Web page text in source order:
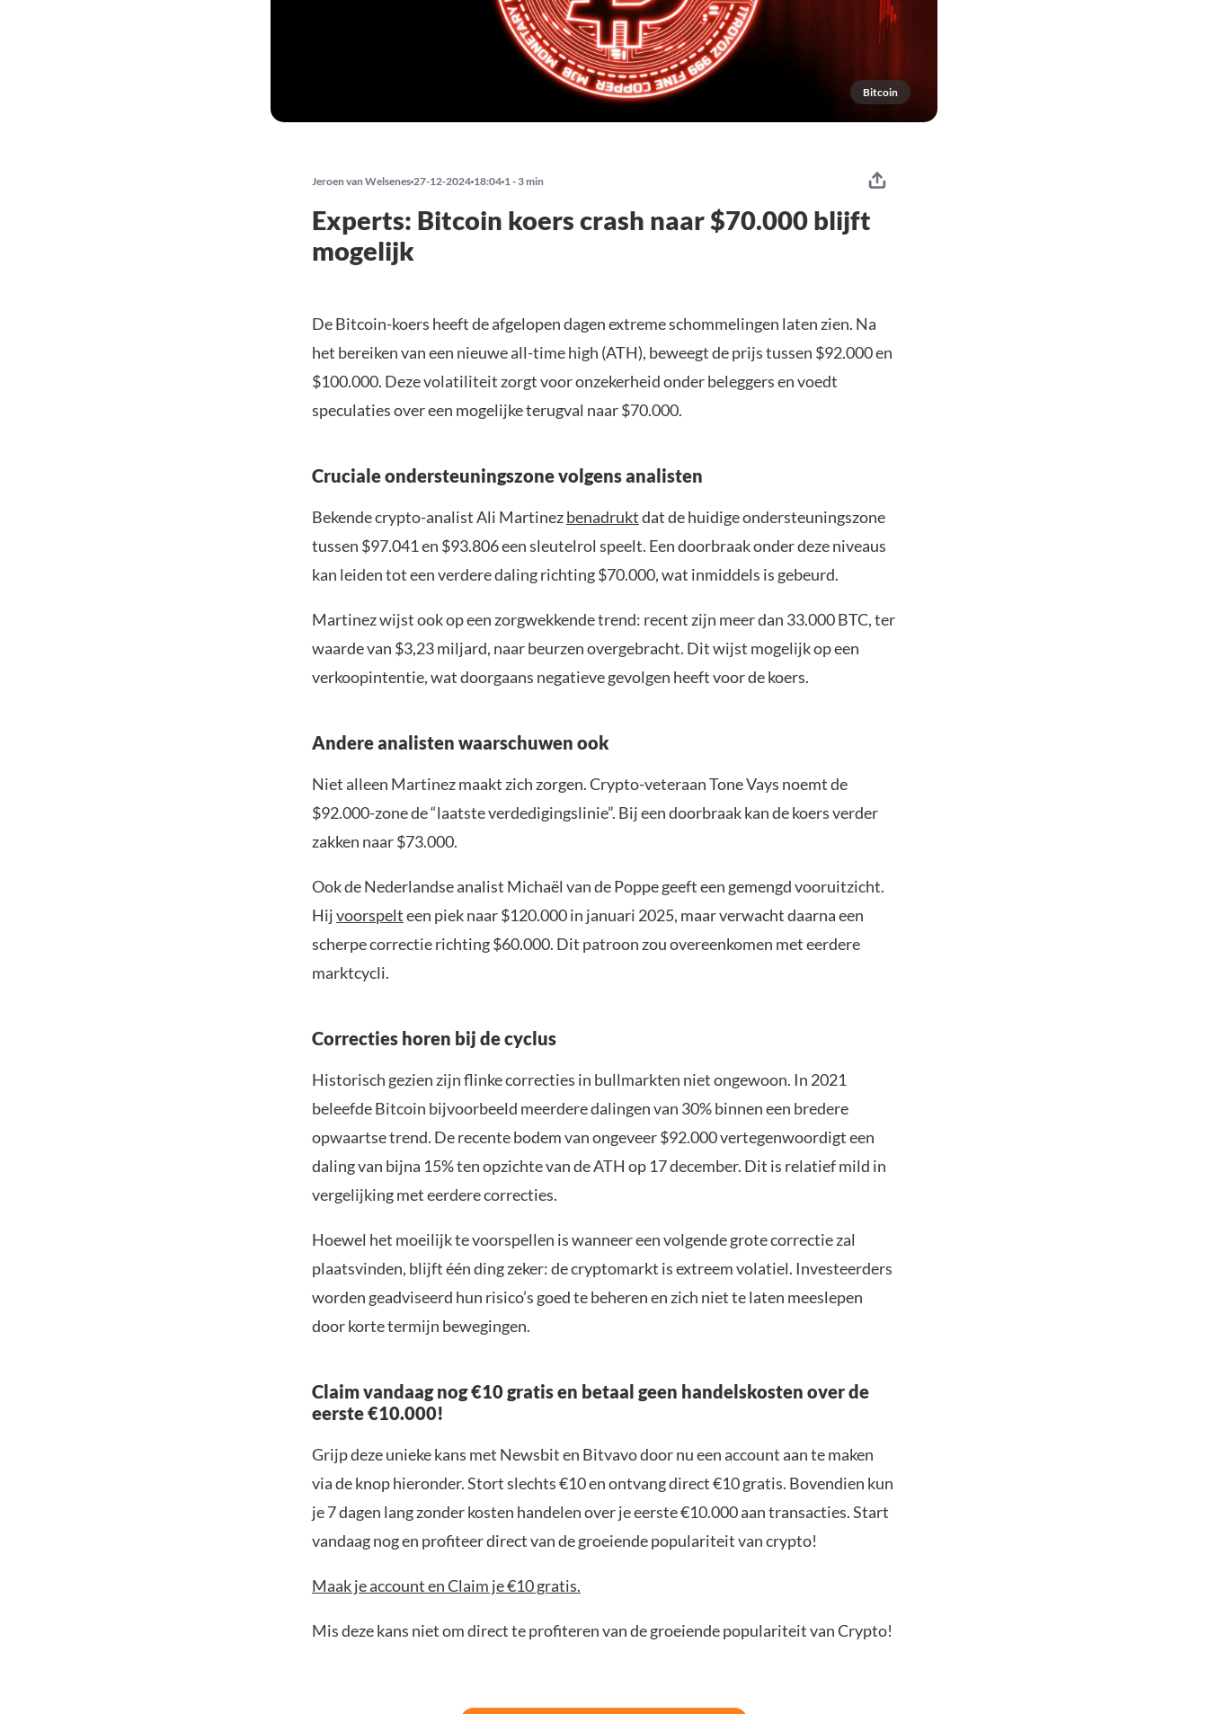
Bitcoin
Jeroen van Welsenes 27-12-2024 18:04 1 - 3 min
Experts: Bitcoin koers crash naar $70.000 blijft
mogelijk
De Bitcoin-koers heeft de afgelopen dagen extreme schommelingen laten zien. Na
het bereiken van een nieuwe all-time high (ATH), beweegt de prijs tussen $92.000 en
$100.000. Deze volatiliteit zorgt voor onzekerheid onder beleggers en voedt
speculaties over een mogelijke terugval naar $70.000.
Cruciale ondersteuningszone volgens analisten
Bekende crypto-analist Ali Martinezbenadruktdat de huidige ondersteuningszone
tussen $97.041 en $93.806 een sleutelrol speelt. Een doorbraak onder deze niveaus
kan leiden tot een verdere daling richting $70.000, wat inmiddels is gebeurd.
Martinez wijst ook op een zorgwekkende trend: recent zijn meer dan 33.000 BTC, ter
waarde van $3,23 miljard, naar beurzen overgebracht. Dit wijst mogelijk op een
verkoopintentie, wat doorgaans negatieve gevolgen heeft voor de koers.
Andere analisten waarschuwen ook
Niet alleen Martinez maakt zich zorgen. Crypto-veteraan Tone Vays noemt de
$92.000-zone de “laatste verdedigingslinie”. Bij een doorbraak kan de koers verder
zakken naar $73.000.
Ook de Nederlandse analist Michaël van de Poppe geeft een gemengd vooruitzicht.
Hijvoorspelteen piek naar $120.000 in januari 2025, maar verwacht daarna een
scherpe correctie richting $60.000. Dit patroon zou overeenkomen met eerdere
marktcycli.
Correcties horen bij de cyclus
Historisch gezien zijn flinke correcties in bullmarkten niet ongewoon. In 2021
beleefde Bitcoin bijvoorbeeld meerdere dalingen van 30% binnen een bredere
opwaartse trend. De recente bodem van ongeveer $92.000 vertegenwoordigt een
daling van bijna 15% ten opzichte van de ATH op 17 december. Dit is relatief mild in
vergelijking met eerdere correcties.
Hoewel het moeilijk te voorspellen is wanneer een volgende grote correctie zal
plaatsvinden, blijft één ding zeker: de cryptomarkt is extreem volatiel. Investeerders
worden geadviseerd hun risico’s goed te beheren en zich niet te laten meeslepen
door korte termijn bewegingen.
Claim vandaag nog €10 gratis en betaal geen handelskosten over de
eerste €10.000!
Grijp deze unieke kans met Newsbit en Bitvavo door nu een account aan te maken
via de knop hieronder. Stort slechts €10 en ontvang direct €10 gratis. Bovendien kun
je 7 dagen lang zonder kosten handelen over je eerste €10.000 aan transacties. Start
vandaag nog en profiteer direct van de groeiende populariteit van crypto!
Maak je account en Claim je €10 gratis.
Mis deze kans niet om direct te profiteren van de groeiende populariteit van Crypto!